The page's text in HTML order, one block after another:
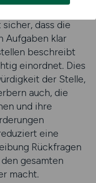
dass die
Aufgaben klar
beschreibt
einordnet. Dies
der Stelle,
auch, die
und ihre
eine
Rückfragen
gesamten
macht.